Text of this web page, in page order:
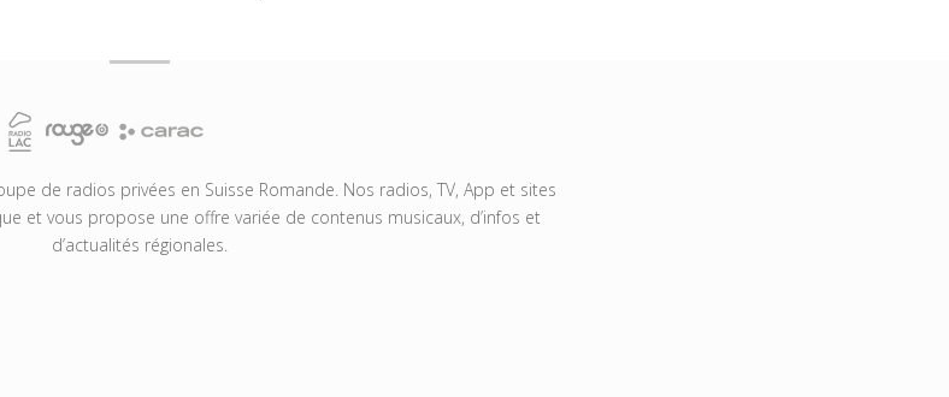
de radios privées en Suisse Romande. Nos radios, TV, App et sites
et vous propose une offre variée de contenus musicaux, d’infos et
d’actualités régionales.